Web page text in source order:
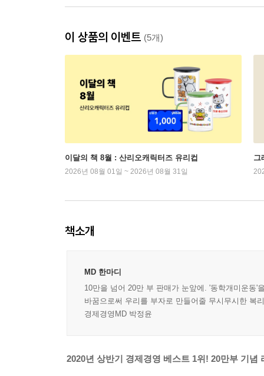
이 상품의 이벤트 (5개)
이달의 책 8월 : 산리오캐릭터즈 유리컵
2026년 08월 01일 ~ 2026년 08월 31일
그
책소개
MD 한마디
10만을 넘어 20만 부 판매가 눈앞에. '동학개미운동
바꿈으로써 우리를 부자로 만들어줄 무시무시한 복
경제경영MD 박정윤
2020년 상반기 경제경영 베스트 1위! 20만부 기념